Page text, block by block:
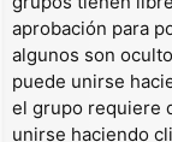
aprobación para
algunos son
puede unirse
el grupo requiere
unirse haciendo